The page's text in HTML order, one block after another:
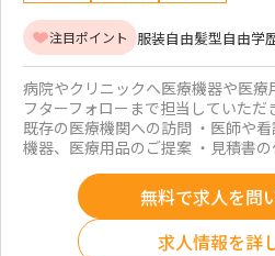
注目ポイント 服装自由髪型自由学
病院やクリニックへ医療機器や医
フターフォローまで担当していただ
既存の医療機関への訪問 ・医師や
機器、医療用品のご提案 ・見積書
無料で求人を問
求人情報を詳